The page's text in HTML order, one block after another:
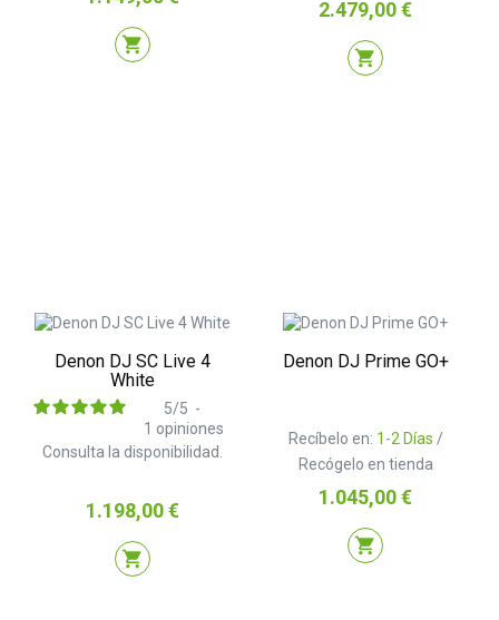
shopping_cart
Precio
2.479,00 €
shopping_cart
Denon DJ SC Live 4
White
Consulta la disponibilidad.
5/5 -
1 opiniones
Precio
1.198,00 €
shopping_cart
Denon DJ Prime GO+
Recíbelo en: 1-2 Días /
Recógelo en tienda
Precio
1.045,00 €
shopping_cart